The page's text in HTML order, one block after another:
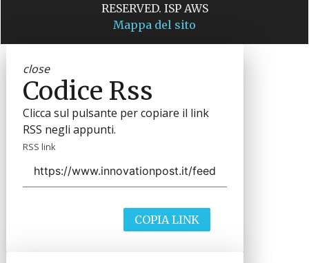
RESERVED. ISP AWS
Mappa del sito
close
Codice Rss
Clicca sul pulsante per copiare il link
RSS negli appunti.
RSS link
COPIA LINK